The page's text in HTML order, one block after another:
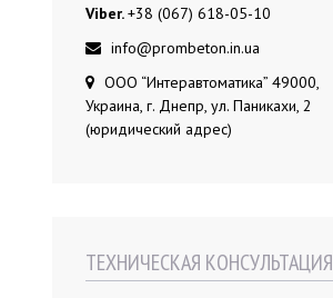
Viber.+38 (067) 618-05-10
info@prombeton.in.ua
ООО “Интеравтоматика” 49000,
Украина, г. Днепр, ул. Паникахи, 2
(юридический адрес)
ТЕХНИЧЕСКАЯ КОНСУЛЬТАЦИЯ